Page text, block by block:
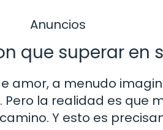
Anuncios
que superar en
amor, a menudo
la realidad es que
Y esto es